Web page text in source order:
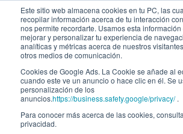
Este sitio web almacena cookies en tu PC, las
recopilar información acerca de tu interacción
nos permite recordarte. Usamos esta
mejorar y personalizar tu experiencia de
analíticas y métricas acerca de nuestros
otros medios de comunicación.
Cookies de Google Ads. La Cookie se añade al
cuando este ve un anuncio o hace clic en él. Se
personalización de los
anuncios.https://business.safety.google/privacy/.
Para conocer más acerca de las cookies,
privacidad.